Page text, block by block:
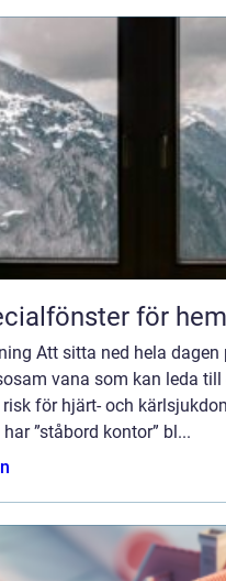
för
Att sitta ned hela
vana som kan leda
för hjärt- och
”ståbord kontor” bl...